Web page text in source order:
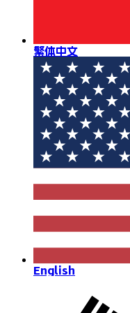
繁体中文
English